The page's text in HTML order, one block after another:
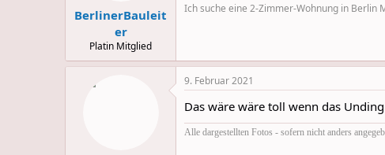
BerlinerBauleit
er
Platin Mitglied
Ich suche eine 2-Zimmer-Wohnung in Berlin
9. Februar 2021
Das wäre wäre toll wenn das
Alle dargestellten Fotos - sofern nicht anders